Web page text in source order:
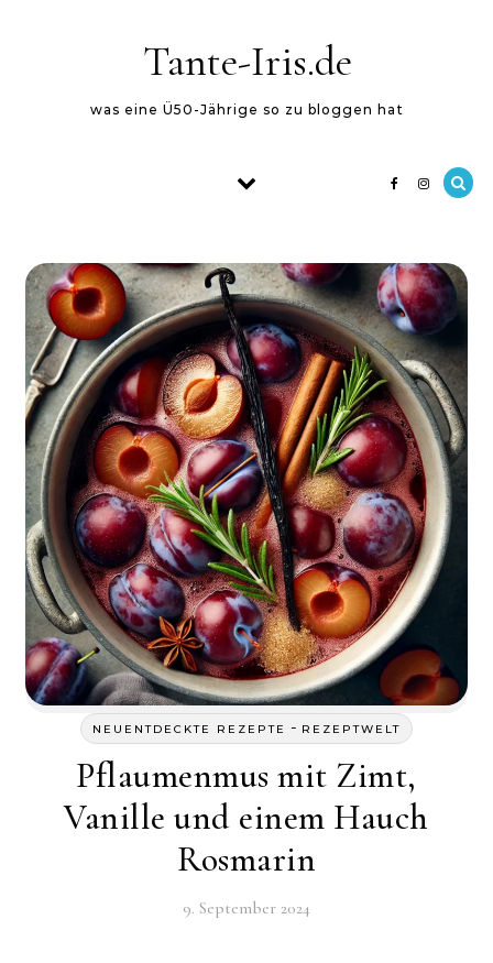
Tante-Iris.de
was eine Ü50-Jährige so zu bloggen hat
NEUENTDECKTE REZEPTE - REZEPTWELT
Pflaumenmus mit Zimt,
Vanille und einem Hauch
Rosmarin
9. September 2024